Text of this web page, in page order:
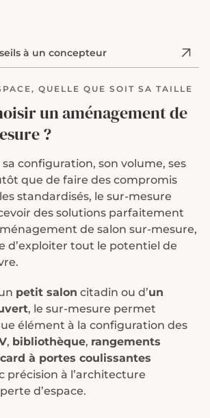
à un concepteur
QUELLE QUE SOIT SA TAILLE
un aménagement de
?
configuration, son volume, ses
que de faire des compromis
standardisés, le sur-mesure
des solutions parfaitement
de salon sur-mesure,
d’exploiter tout le potentiel de
petit salon citadin ou d’un
, le sur-mesure permet
élément à la configuration des
, bibliothèque, rangements
à portes coulissantes
précision à l’architecture
d’espace.